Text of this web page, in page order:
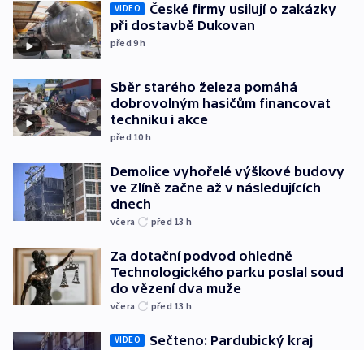
VIDEO
České firmy usilují o zakázky
při dostavbě Dukovan
před 9h
Sběr starého železa pomáhá
dobrovolným hasičům financovat
techniku i akce
před 10 h
Demolice vyhořelé výškové budovy
ve Zlíně začne až v následujících
dnech
včera před 13 h
Za dotační podvod ohledně
Technologického parku poslal soud
do vězení dva muže
včera před 13 h
VIDEO Sečteno: Pardubický kraj